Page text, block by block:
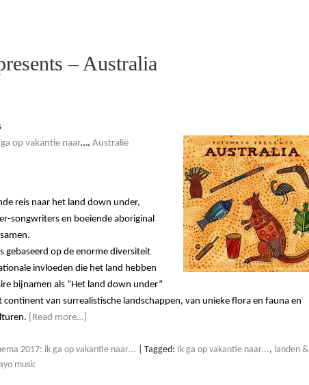
– Australia
op vakantie naar…. Australië
reis naar het land down under,
songwriters en boeiende aboriginal
gebaseerd op de enorme diversiteit
invloeden die het land hebben
bijnamen als “Het land down under”
continent van surrealistische landschappen, van unieke flora en fauna en
[Read more…]
2017: ik ga op vakantie naar... Tagged: Ik ga op vakantie naar..., landen &
music